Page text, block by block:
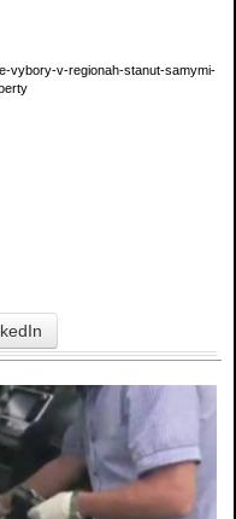
vybory-v-regionah-stanut-samymi-